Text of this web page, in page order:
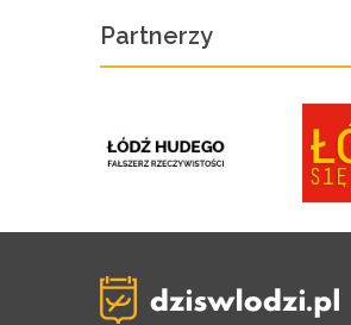
Partnerzy